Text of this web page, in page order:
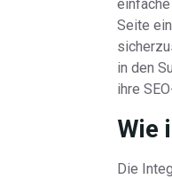
Seite
in den
ihre
Wie
Die